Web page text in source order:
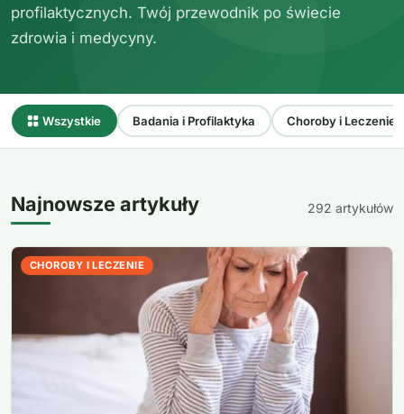
profilaktycznych. Twój przewodnik po świecie
zdrowia i medycyny.
Wszystkie Badania i Profilaktyka Choroby i Leczenie
Najnowsze artykuły 292 artykułów
CHOROBY I LECZENIE